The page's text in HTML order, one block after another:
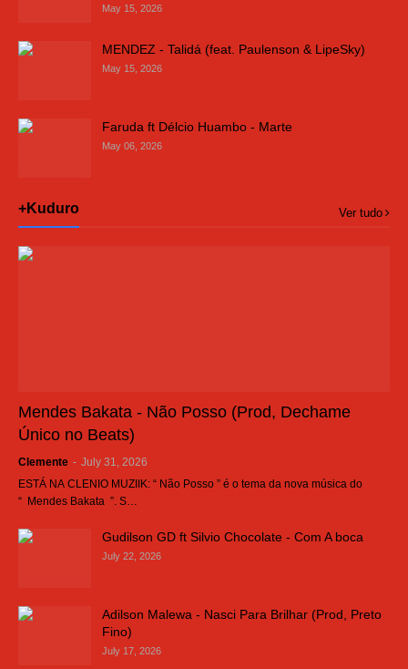
May 15, 2026
MENDEZ - Talidá (feat. Paulenson & LipeSky)
May 15, 2026
Faruda ft Délcio Huambo - Marte
May 06, 2026
+Kuduro Ver tudo
Mendes Bakata - Não Posso (Prod, Dechame
Único no Beats)
Clemente - July 31, 2026
ESTÁ NA CLENIO MUZIIK: “ Não Posso ” é o tema da nova música do
“ Mendes Bakata ”. S…
Gudilson GD ft Silvio Chocolate - Com A boca
July 22, 2026
Adilson Malewa - Nasci Para Brilhar (Prod, Preto
Fino)
July 17, 2026